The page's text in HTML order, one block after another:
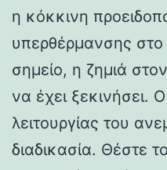
η κόκκινη
υπερθέρμανσης
σημείο, η ζημιά
να έχει ξεκινήσει.
λειτουργίας του
διαδικασία. Θέστε